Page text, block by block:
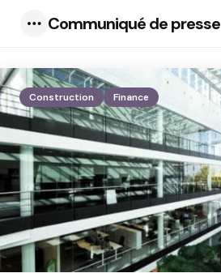
Communiqué de presse
Construction Finance